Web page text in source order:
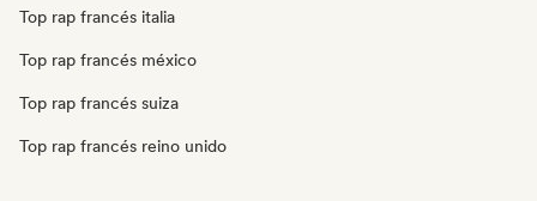
Top rap francés italia
Top rap francés méxico
Top rap francés suiza
Top rap francés reino unido